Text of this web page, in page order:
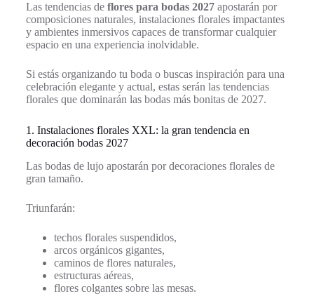
Las tendencias de flores para bodas 2027apostarán por
composiciones naturales, instalaciones florales impactantes
y ambientes inmersivos capaces de transformar cualquier
espacio en una experiencia inolvidable.
Si estás organizando tu boda o buscas inspiración para una
celebración elegante y actual, estas serán las tendencias
florales que dominarán las bodas más bonitas de 2027.
1. Instalaciones florales XXL: la gran tendencia en
decoración bodas 2027
Las bodas de lujo apostarán por decoraciones florales de
gran tamaño.
Triunfarán:
techos florales suspendidos,
arcos orgánicos gigantes,
caminos de flores naturales,
estructuras aéreas,
flores colgantes sobre las mesas.